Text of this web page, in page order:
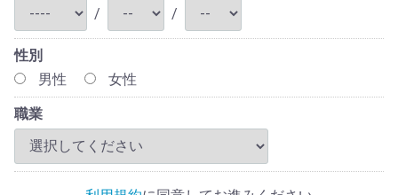
/
/
性別
男性
女性
職業